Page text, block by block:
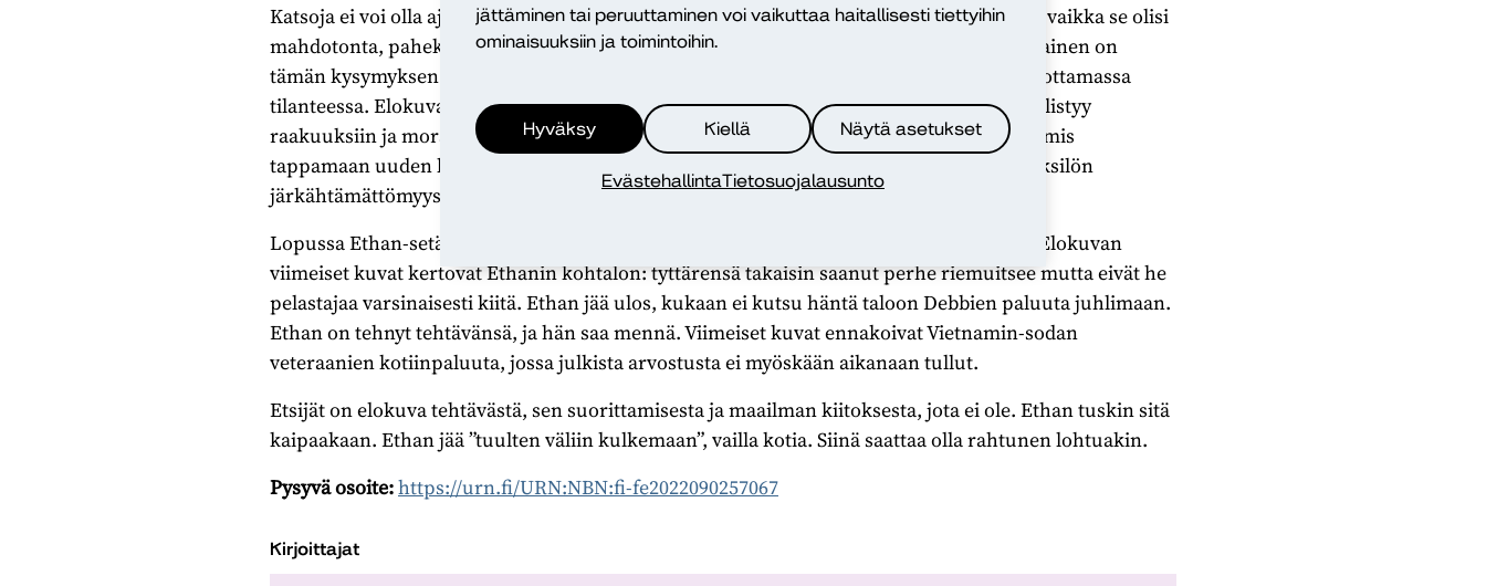
jättäminen tai peruuttaminen voi vaikuttaa haitallisesti tiettyihin
ominaisuuksiin ja toimintoihin.
Hyväksy Kiellä Näytä asetukset
EvästehallintaTietosuojalausunto
Katsoja ei voi olla ajattelematta, mitkä ovat hänen rajansa. Milloin on lopulta toimittava, vaikka se olisi
mahdotonta, paheksuttua tai jopa laitonta? Mikä on liian arvokasta menetettäväksi? Jokainen on
tämän kysymyksen edessä yksin. Etsijät-elokuva käsittelee yksilön mahdollisuuksia toivottamassa
tilanteessa. Elokuva ei missään tapauksessa ole omankäden oikeuden ylistys. Ethan syyllistyy
raakuuksiin ja moraalittomuuteen etsintätehtävänsä aikana ja hän saattaisi jopa olla valmis
tappamaan uuden kulttuurin omaksuneen Debbien – rasistisista ja sovinistista syistä. Yksilön
järkähtämättömyys ehkä saa suuria aikaan, mutta sillä voi olla hirvittävä hinta.
Lopussa Ethan-setä tuo veljentyttärensä kotiin. Viiden vuoden etsintä on ollut verinen. Elokuvan
viimeiset kuvat kertovat Ethanin kohtalon: tyttärensä takaisin saanut perhe riemuitsee mutta eivät he
pelastajaa varsinaisesti kiitä. Ethan jää ulos, kukaan ei kutsu häntä taloon Debbien paluuta juhlimaan.
Ethan on tehnyt tehtävänsä, ja hän saa mennä. Viimeiset kuvat ennakoivat Vietnamin-sodan
veteraanien kotiinpaluuta, jossa julkista arvostusta ei myöskään aikanaan tullut.
Etsijät on elokuva tehtävästä, sen suorittamisesta ja maailman kiitoksesta, jota ei ole. Ethan tuskin sitä
kaipaakaan. Ethan jää ”tuulten väliin kulkemaan”, vailla kotia. Siinä saattaa olla rahtunen lohtuakin.
Pysyvä osoite:https://urn.fi/URN:NBN:fi-fe2022090257067
Kirjoittajat